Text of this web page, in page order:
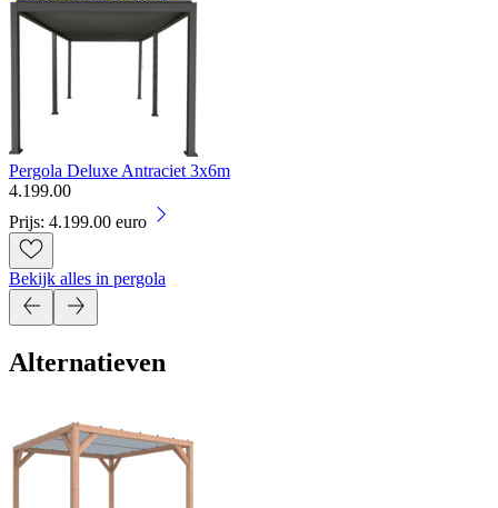
Pergola Deluxe Antraciet 3x6m
4.199.00
Prijs: 4.199.00 euro
Bekijk alles in pergola
Alternatieven